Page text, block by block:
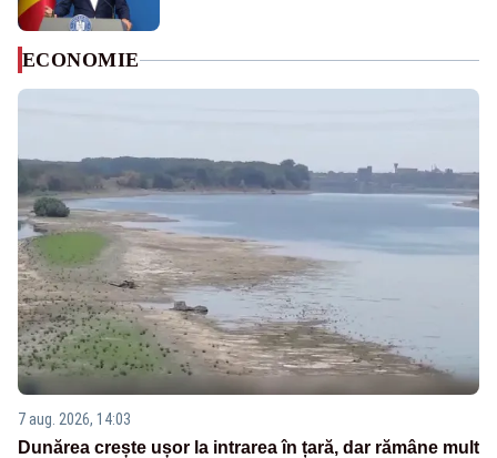
ECONOMIE
7 aug. 2026, 14:03
Dunărea crește ușor la intrarea în țară, dar rămâne mult